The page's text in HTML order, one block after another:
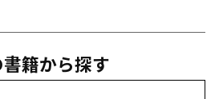
籍から探す